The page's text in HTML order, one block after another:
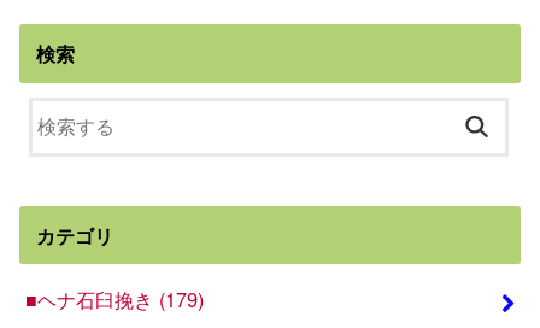
検索
カテゴリ
■ヘナ石臼挽き (179)